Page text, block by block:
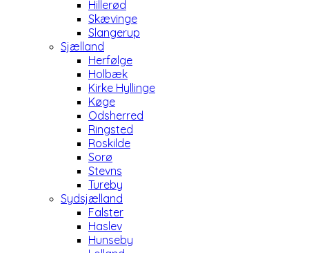
Hillerød
Skævinge
Slangerup
Sjælland
Herfølge
Holbæk
Kirke Hyllinge
Køge
Odsherred
Ringsted
Roskilde
Sorø
Stevns
Tureby
Sydsjælland
Falster
Haslev
Hunseby